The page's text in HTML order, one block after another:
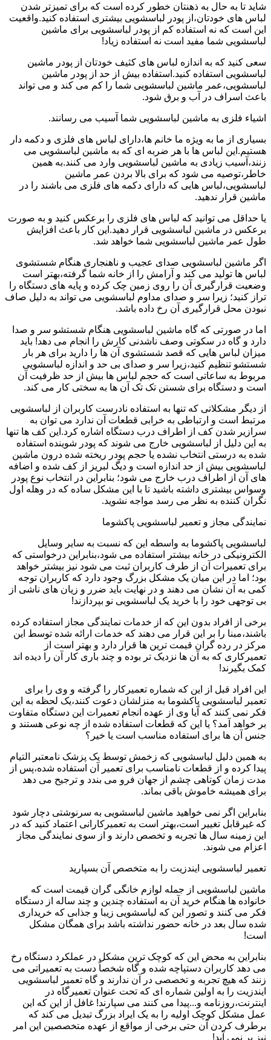
شاید تا به حال به ذهنتان خطور کرده است که برای تمیزتر شدن
لباس های خودتان،از پودر لباسشویی بیشتری استفاده کنید.واقعیت
این است که نه استفاده کم از پودر لباسشویی برای ماشین
لباسشویی شما مفید است نه استفاده زیاد!
سعی کنید که به اندازه لباس های کثیف خودتان از پودر ماشین
لباسشویی استفاده کنید.استفاده بیش از حد از پودر ماشین
لباسشویی،عمر ماشین لباسشویی شما را کم می کند و می تواند
باعث اسراف در آب و برق شود.
اشیاء فلزی به ماشین لباسشویی شما آسیب می رسانند.
بسیاری از ما به ویژه ما خانم ها،دارای لباس های فلزی و دکمه دار
هستیم.این لباس ها با هر ضربه ای که به ماشین لباسشویی می
زنند،آسیب زیادی به ماشین لباسشویی وارد می کنند.به همین
خاطر،توصیه می شود که برای بالا بردن عمر ماشین
لباسشویی،لباس هایی که دارای دکمه های فلزی می باشند را در
ماشین قرار ندهید.
یا حداقل می توانید که لباس های فلزی را برعکس کنید و به صورت
برعکس در ماشین لباسشویی قرار دهید.این کار باعث افزایش
طول عمر ماشین لباسشویی شما خواهد شد.
اگر ماشین لباسشویی صدای عجیب و ناهنجاری هنگام شستشوی
لباس ها تولید می کند و آرامش را از خانه شما گرفته،بهتر است
وضعیت قرارگیری آن را روی زمین چک کرده و پایه های دستگاه را
تراز کنید؛ زیرا سر و صدای مداوم لباسشویی می تواند به دلیل صاف
نبودن محل قرارگیری آن رخ داده باشد.
اما در صورتی که گاه ماشین لباسشویی هنگام شستشو سر و صدا
دارد و گاه در سکوتی وصف ناشدنی کارش را انجام می دهد! باید
میزان لباس هایی که قصد شستشوی آن ها را دارید برای هر بار
شستشو تنظیم کنید،زیرا سر و صدای بی حد و اندازه لباسشویی
مربوط به ساعاتی است که حجم لباس ها بیش از حد ظرفیت آن
است و دستگاه برای شستن تک تک آن ها به سختی کار می کند.
از دیگر مشکلاتی که تنها به استفاده نادرست کاربران از لباسشویی
مرتبط است و ارتباطی به خرابی قطعات آن ندارد می توان به
سرازیر شدن کف از اطراف درب دستگاه اشاره کرد.این کف ها تنها
به این دلیل از لباسشویی خارج می شوند که پودر شوینده استفاده
شده به درستی انتخاب نشده یا حجم پودر ریخته شده درون ماشین
لباسشویی بیش از حد اندازه است و دیگ لبریز از کف شده و اضافه
های آن از اطراف درب خارج می شود؛ بنابراین در انتخاب نوع پودر
وسواس بیشتری داشته باشید تا با این مشکل ساده که در وهله اول
نگران کننده به نظر می رسد مواجه نشوید.
نمایندگی مجاز و تعمیر لباسشویی پاکشوما
لباسشویی پاکشوما به واسطه این که نسبت به سایر وسایل
الکترونیکی در خانه بیشتر استفاده می شود،بنابراین درخواستی که
برای تعمیرات آن از طرف کاربران ثبت می شود نیز بیشتر خواهد
بود؛ اما در این میان یک مشکل بزرگ وجود دارد که کاربران توجه
کمی به آن نشان می دهند و در نهایت باید ضرر و زیان های ناشی از
بی توجهی خود را با خرید یک لباسشویی نو بپردازند!
برخی از افراد بدون این که از خدمات نمایندگی مجاز استفاده کرده
باشند،مبنا را بر این قرار می دهند که خدمات ارائه شده توسط این
مرکز در رده گران قیمت ترین ها قرار دارد و بهتر است از
تعمیرکاری که به آن ها نزدیک تر بوده و چند باری کار آن را دیده اند
کمک بگیرند!
این افراد قبل از این که شماره تعمیرکار را گرفته و وی را برای
تعمیر لباسشویی پاکشوما به منزلشان دعوت کنند،یک لحظه به این
فکر نمی کنند که آیا وی از عهده انجام تعمیرات این دستگاه متفاوت
بر خواهد آمد؟ یا این که قطعات استفاده شده از چه نوعی هستند و
جنس آن ها برای استفاده مناسب است یا خیر؟
به همین دلیل لباسشویی که زخمش توسط یک پزشک نامعتبر التیام
پیدا کرده و از قطعات نامناسب برای تعمیر آن استفاده شده،پس از
مدت زمان کوتاهی چشم از جهان فرو می بندد و ترجیح می دهد
برای همیشه خاموش باقی بماند.
بنابراین اگر نمی خواهید ماشین لباسشویی به سرنوشتی دچار شود
که غیرقابل تغییر است،بهتر است به تعمیرکارانی اعتماد کنید که در
این زمینه سال ها تجربه و تخصص دارند و از سوی نمایندگی مجاز
اعزام می شوند.
تعمیر لباسشویی ایندزیت را به متخصص آن بسپارید
ماشین لباسشویی از جمله لوازم خانگی گران قیمت است که
خانواده ها هنگام خرید آن به استفاده چندین و چند ساله از دستگاه
فکر می کنند و تصور این که لباسشویی زیبا و جذابی که خریداری
شده سال بعد در خانه حضور نداشته باشد برای همگان مشکل
است!
بنابراین به محض این که کوچک ترین مشکل در عملکرد دستگاه رخ
می دهد کاربران دستپاچه شده و گاه شخصاً دست به تعمیراتی می
زنند که هیچ تجربه و تخصصی در آن ندارند و گاه تعمیر لباسشویی
ایندزیت را به اولین شماره ای که تحت عنوان تعمیرگاه در
اینترنت،روزنامه و...پیدا می کنند می سپارند! غافل از این که این
عمل مشکل کوچک اولیه را به یک ایراد بزرگ تبدیل می کند که
برطرف کردن آن حتی برخی از مواقع از عهده متخصصین این امر
نیز بر نمی آید!